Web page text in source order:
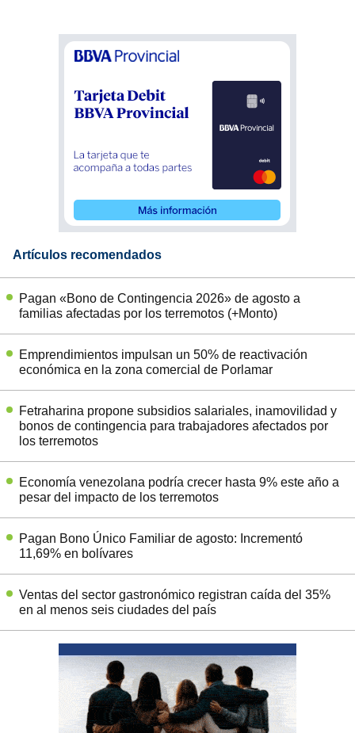
Artículos recomendados
Pagan «Bono de Contingencia 2026» de agosto a
familias afectadas por los terremotos (+Monto)
Emprendimientos impulsan un 50% de reactivación
económica en la zona comercial de Porlamar
Fetraharina propone subsidios salariales, inamovilidad y
bonos de contingencia para trabajadores afectados por
los terremotos
Economía venezolana podría crecer hasta 9% este año a
pesar del impacto de los terremotos
Pagan Bono Único Familiar de agosto: Incrementó
11,69% en bolívares
Ventas del sector gastronómico registran caída del 35%
en al menos seis ciudades del país